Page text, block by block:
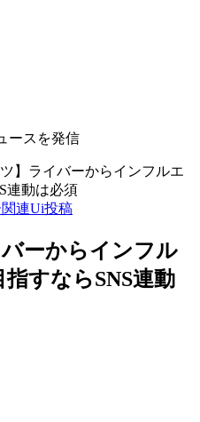
ースを発信
ツ】ライバーからインフルエ
連動は必須
連Ui投稿
バーからインフル
すならSNS連動